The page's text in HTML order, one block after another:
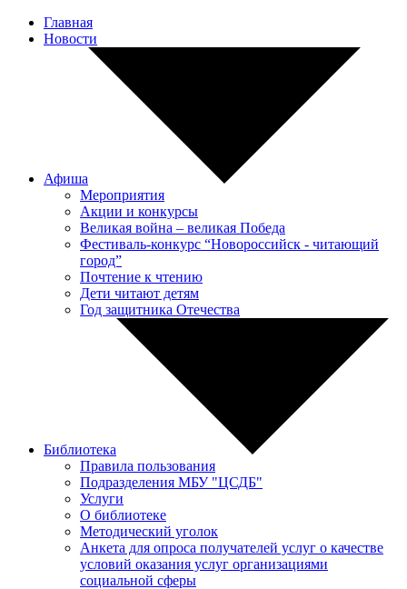
Главная
Новости
Афиша
Мероприятия
Акции и конкурсы
Великая война – великая Победа
Фестиваль-конкурс “Новороссийск - читающий
город”
Почтение к чтению
Дети читают детям
Год защитника Отечества
Библиотека
Правила пользования
Подразделения МБУ "ЦСДБ"
Услуги
О библиотеке
Методический уголок
Анкета для опроса получателей услуг о качестве
условий оказания услуг организациями
социальной сферы